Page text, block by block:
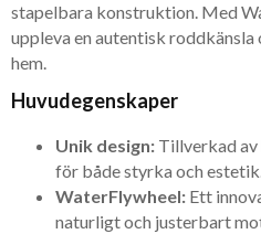
stapelbara konstruktion. Med
uppleva en autentisk
hem.
Huvudegenskaper
Unik design: Tillverkad
för både styrka och
WaterFlywheel: Ett
naturligt och justerbart